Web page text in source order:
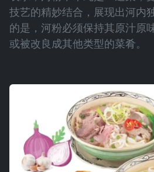
技艺的精妙结合，展现出河内
的是，河粉必须保持其原汁原
或被改良成其他类型的菜肴。